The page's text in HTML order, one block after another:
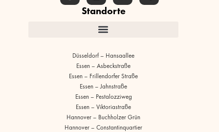
Standorte
Düsseldorf – Hansaallee
Essen – Asbeckstraße
Essen – Frillendorfer Straße
Essen – Jahnstraße
Essen – Pestalozziweg
Essen – Viktoriastraße
Hannover – Buchholzer Grün
Hannover – Constantinquartier